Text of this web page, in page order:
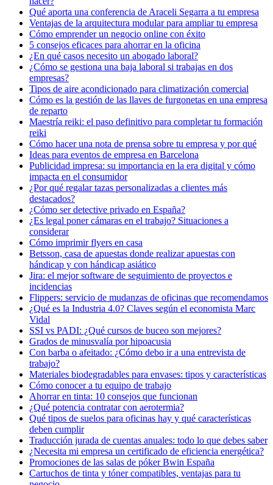
Qué aporta una conferencia de Araceli Segarra a tu empresa
Ventajas de la arquitectura modular para ampliar tu empresa
Cómo emprender un negocio online con éxito
5 consejos eficaces para ahorrar en la oficina
¿En qué casos necesito un abogado laboral?
¿Cómo se gestiona una baja laboral si trabajas en dos
empresas?
Tipos de aire acondicionado para climatización comercial
Cómo es la gestión de las llaves de furgonetas en una empresa
de reparto
Maestría reiki: el paso definitivo para completar tu formación
reiki
Cómo hacer una nota de prensa sobre tu empresa y por qué
Ideas para eventos de empresa en Barcelona
Publicidad impresa: su importancia en la era digital y cómo
impacta en el consumidor
¿Por qué regalar tazas personalizadas a clientes más
destacados?
¿Cómo ser detective privado en España?
¿Es legal poner cámaras en el trabajo? Situaciones a
considerar
Cómo imprimir flyers en casa
Betsson, casa de apuestas donde realizar apuestas con
hándicap y con hándicap asiático
Jira: el mejor software de seguimiento de proyectos e
incidencias
Flippers: servicio de mudanzas de oficinas que recomendamos
¿Qué es la Industria 4.0? Claves según el economista Marc
Vidal
SSI vs PADI: ¿Qué cursos de buceo son mejores?
Grados de minusvalía por hipoacusia
Con barba o afeitado: ¿Cómo debo ir a una entrevista de
trabajo?
Materiales biodegradables para envases: tipos y características
Cómo conocer a tu equipo de trabajo
Ahorrar en tinta: 10 consejos que funcionan
¿Qué potencia contratar con aerotermia?
Qué tipos de suelos para oficinas hay y qué características
deben cumplir
Traducción jurada de cuentas anuales: todo lo que debes saber
¿Necesita mi empresa un certificado de eficiencia energética?
Promociones de las salas de póker Bwin España
Cartuchos de tinta y tóner compatibles, ventajas para tu